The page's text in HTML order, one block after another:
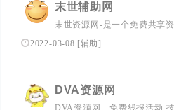
末世辅助网
末世资源网-是一个免费共享
下载精品软件、游戏辅助、
们还收集了活动线报(QQ活
2022-03-08 [辅助]
DVA资源网